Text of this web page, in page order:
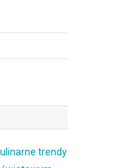
trendy